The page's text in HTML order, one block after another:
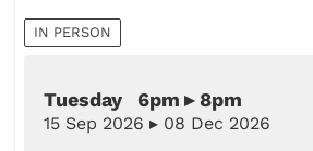
IN PERSON
Tuesday 6pm ▸ 8pm
15 Sep 2026 ▸ 08 Dec 2026